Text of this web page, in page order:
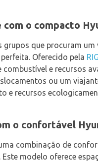
o compacto
grupos que procuram
Oferecido pela
e recursos
ou um
e recursos
o confortável
combinação de
Este modelo oferece